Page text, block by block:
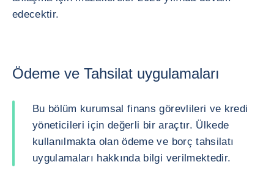
edecektir.
Ödeme ve Tahsilat uygulamaları
Bu bölüm kurumsal finans görevlileri ve kredi
yöneticileri için değerli bir araçtır. Ülkede
kullanılmakta olan ödeme ve borç tahsilatı
uygulamaları hakkında bilgi verilmektedir.